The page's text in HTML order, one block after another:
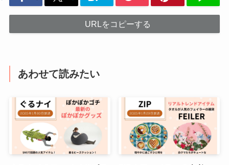
URLをコピーする
あわせて読みたい